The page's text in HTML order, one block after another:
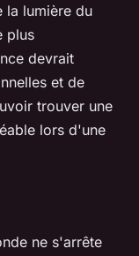
la lumière du
plus
devrait
et de
trouver une
lors d'une
ne s'arrête